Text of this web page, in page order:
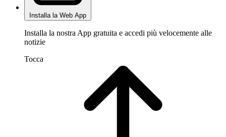
Installa la Web App
Installa la nostra App gratuita e accedi più velocemente alle
notizie
Tocca